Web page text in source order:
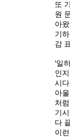
또
원
아
기
감
‘일
인
시
아
처
기
다
이